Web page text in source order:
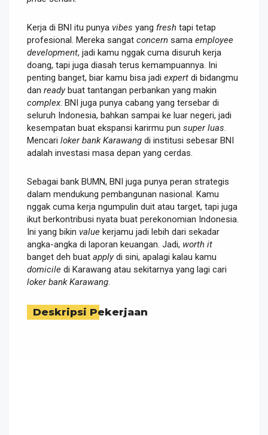
Kerja di BNI itu punya vibes yang fresh tapi tetap
profesional. Mereka sangat concern sama employee
development, jadi kamu nggak cuma disuruh kerja
doang, tapi juga diasah terus kemampuannya. Ini
penting banget, biar kamu bisa jadi expert di bidangmu
dan readybuat tantangan perbankan yang makin
complex. BNI juga punya cabang yang tersebar di
seluruh Indonesia, bahkan sampai ke luar negeri, jadi
kesempatan buat ekspansi karirmu pun super luas
Mencari loker bank Karawang di institusi sebesar BNI
adalah investasi masa depan yang cerdas.
Sebagai bank BUMN, BNI juga punya peran strategis
dalam mendukung pembangunan nasional. Kamu
nggak cuma kerja ngumpulin duit atau target, tapi juga
ikut berkontribusi nyata buat perekonomian Indonesia.
Ini yang bikin value kerjamu jadi lebih dari sekadar
angka-angka di laporan keuangan. Jadi, worth it
banget deh buat applydi sini, apalagi kalau kamu
domicile di Karawang atau sekitarnya yang lagi cari
loker bank Karawang
Deskripsi Pekerjaan